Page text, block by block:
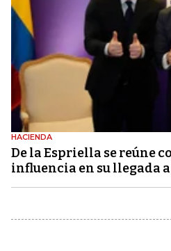
HACIENDA
De la Espriella se reúne
influencia en su llegada